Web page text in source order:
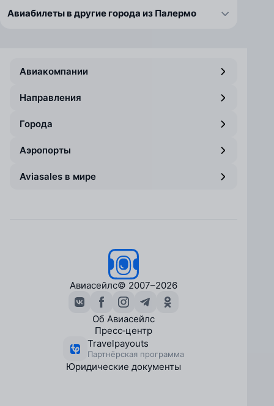
Авиабилеты в другие города из Палермо
Авиакомпании
Направления
Города
Аэропорты
Aviasales в мире
Авиасейлс© 2007–2026
Об Авиасейлс
Пресс‑центр
Travelpayouts
Партнёрская программа
Юридические документы